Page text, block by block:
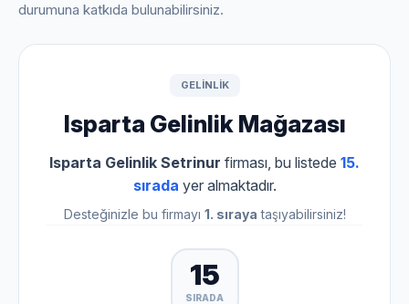
durumuna katkıda bulunabilirsiniz.
GELINLIK
Isparta Gelinlik Mağazası
Isparta Gelinlik Setrinur firması, bu listede 15.
sırada yer almaktadır.
Desteğinizle bu firmayı 1. sıraya taşıyabilirsiniz!
15
SIRADA